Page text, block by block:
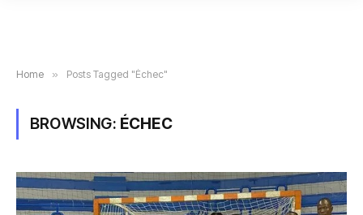
Home » Posts Tagged "Échec"
BROWSING: ÉCHEC